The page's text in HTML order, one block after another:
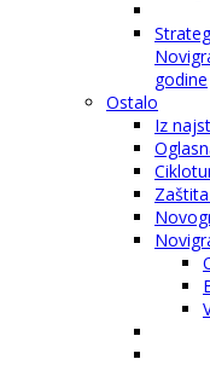
godine
Ostalo
Iz